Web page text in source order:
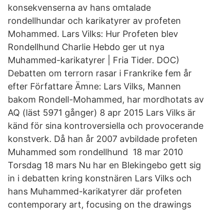
konsekvenserna av hans omtalade
rondellhundar och karikatyrer av profeten
Mohammed. Lars Vilks: Hur Profeten blev
Rondellhund Charlie Hebdo ger ut nya
Muhammed-karikatyrer | Fria Tider. DOC)
Debatten om terrorn rasar i Frankrike fem år
efter Författare Ämne: Lars Vilks, Mannen
bakom Rondell-Mohammed, har mordhotats av
AQ (läst 5971 gånger) 8 apr 2015 Lars Vilks är
känd för sina kontroversiella och provocerande
konstverk. Då han år 2007 avbildade profeten
Muhammed som rondellhund 18 mar 2010
Torsdag 18 mars Nu har en Blekingebo gett sig
in i debatten kring konstnären Lars Vilks och
hans Muhammed-karikatyrer där profeten
contemporary art, focusing on the drawings